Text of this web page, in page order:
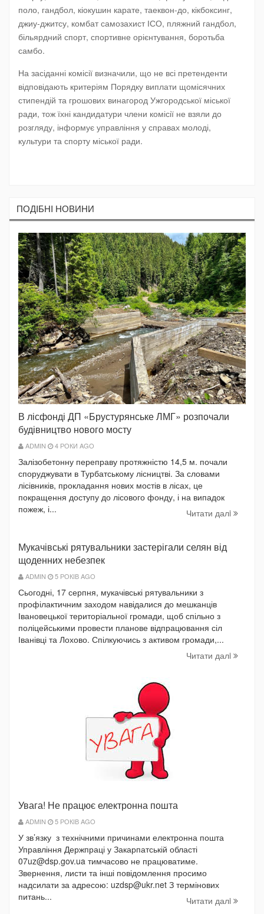
поло, гандбол, кіокушин карате, таеквон-до, кікбоксинг,
джиу-джитсу, комбат самозахист ІСО, пляжний гандбол,
більярдний спорт, спортивне орієнтування, боротьба
самбо.
На засіданні комісії визначили, що не всі претенденти
відповідають критеріям Порядку виплати щомісячних
стипендій та грошових винагород Ужгородської міської
ради, тож їхні кандидатури члени комісії не взяли до
розгляду, інформує управління у справах молоді,
культури та спорту міської ради.
ПОДIБНI НОВИНИ
В лісфонді ДП «Брустурянське ЛМГ» розпочали
будівництво нового мосту
ADMIN 4 РОКИ AGO
Залізобетонну переправу протяжністю 14,5 м. почали
споруджувати в Турбатському лісництві. За словами
лісівників, прокладання нових мостів в лісах, це
покращення доступу до лісового фонду, і на випадок
пожеж, і...
Читати далi
Мукачівські рятувальники застерігали селян від
щоденних небезпек
ADMIN 5 РОКІВ AGO
Сьогодні, 17 серпня, мукачівські рятувальники з
профілактичним заходом навідалися до мешканців
Івановецької територіальної громади, щоб спільно з
поліцейськими провести планове відпрацювання сіл
Іванівці та Лохово. Спілкуючись з активом громади,...
Читати далi
Увага! Не працює електронна пошта
ADMIN 5 РОКІВ AGO
У зв’язку з технічними причинами електронна пошта
Управління Держпраці у Закарпатській області
07uz@dsp.gov.ua тимчасово не працюватиме.
Звернення, листи та інші повідомлення просимо
надсилати за адресою: uzdsp@ukr.net З термінових
питань...
Читати далi